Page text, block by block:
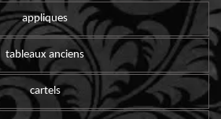
appliques
tableaux anciens
cartels